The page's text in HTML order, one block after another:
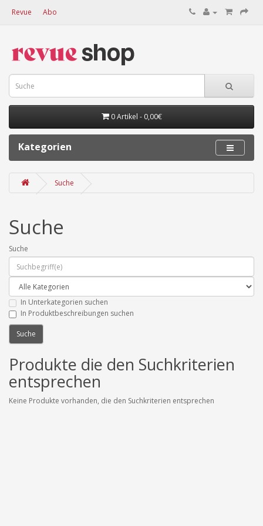
Revue Abo
0 Artikel - 0,00€
Kategorien
Suche
Suche
Suche
In Unterkategorien suchen
In Produktbeschreibungen suchen
Produkte die den Suchkriterien
entsprechen
Keine Produkte vorhanden, die den Suchkriterien entsprechen